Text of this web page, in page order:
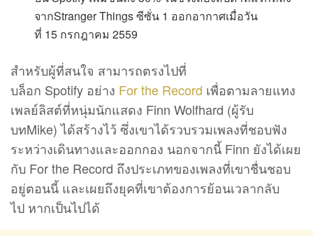
จากStranger Things ซีซั่น 1 ออกอากาศเมื่อวัน
ที่ 15 กรกฎาคม 2559
สำหรับผู้ที่สนใจ สามารถตรงไปที่
บล็อก Spotify อย่าง For the Record เพื่อตามลายแทง
เพลย์ลิสต์ที่หนุ่มนักแสดง Finn Wolfhard (ผู้รับ
บทMike) ได้สร้างไว้ ซึ่งเขาได้รวบรวมเพลงที่ชอบฟัง
ระหว่างเดินทางและออกกอง นอกจากนี้ Finn ยังได้เผย
กับ For the Record ถึงประเภทของเพลงที่เขาชื่นชอบ
อยู่ตอนนี้ และเผยถึงยุคที่เขาต้องการย้อนเวลากลับ
ไป หากเป็นไปได้